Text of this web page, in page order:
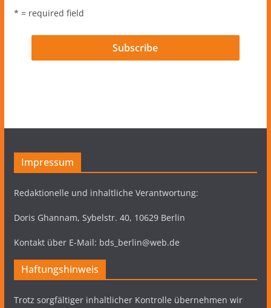
* = required field
Impressum
Redaktionelle und inhaltliche Verantwortung:
Doris Ghannam, Sybelstr. 40, 10629 Berlin
Kontakt über E-Mail: bds_berlin@web.de
Haftungshinweis
Trotz sorgfältiger inhaltlicher Kontrolle übernehmen wir